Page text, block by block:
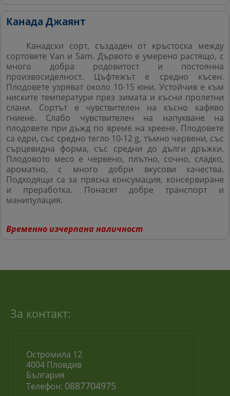
Канада Джаянт
Канадски сорт, създаден от кръстоска между
сортовете Van и Sam. Дървото е умерено растящо, с
много добра родовитост и постоянна
произвосиделност. Цъфтежът е средно късен.
Плодовете узряват около 10-15 юни. Устойчив е към
ниските температури през зимата и късни пролетни
слани. Сортът е чувствителен на късно кафяво
гниене. Слабо чувствителен на напукване на
плодовете при дъжд по време на зреене. Плодовете
са едри, със средно тегло 10-12 g, тъмно червени, със
сърцевидна форма, със средни до дълги дръжки.
Плодовото месо е червено, плътно, сочно, сладко,
ароматно, с много добри вкусови качества.
Подходящи са за прясна консумация, консервиране
и преработка. Понасят добре транспорт и
манипулация.
Временно изчерпана наличност
За контакт:
Остромила 12
4004 Пловдив
България
Телефон: 0887704975